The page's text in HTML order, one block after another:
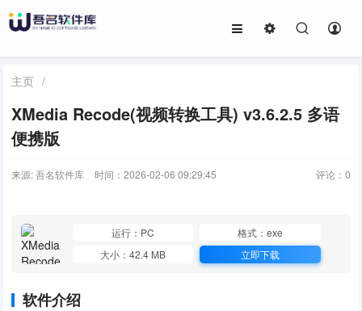
主页 /
XMedia Recode(视频转换工具) v3.6.2.5 多语
便携版
来源: 吾名软件库 时间：2026-02-06 09:29:45 评论： 0
运行：PC
格式：exe
大小：42.4 MB
立即下载
软件介绍